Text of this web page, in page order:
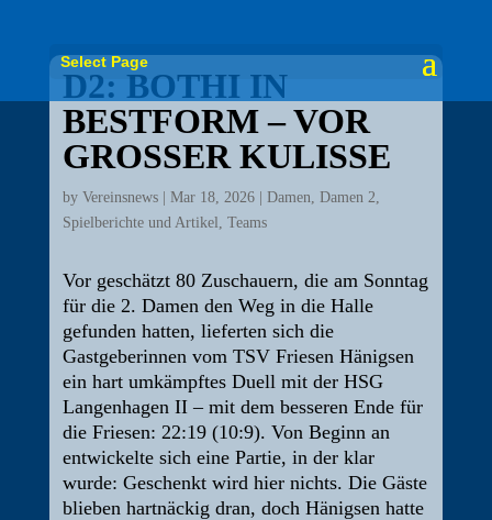
Select Page
D2: BOTHI IN
BESTFORM – VOR
GROSSER KULISSE
by Vereinsnews| Mar 18, 2026| Damen, Damen 2,
Spielberichte und Artikel, Teams
Vor geschätzt 80 Zuschauern, die am Sonntag
für die 2. Damen den Weg in die Halle
gefunden hatten, lieferten sich die
Gastgeberinnen vom TSV Friesen Hänigsen
ein hart umkämpftes Duell mit der HSG
Langenhagen II – mit dem besseren Ende für
die Friesen: 22:19 (10:9). Von Beginn an
entwickelte sich eine Partie, in der klar
wurde: Geschenkt wird hier nichts. Die Gäste
blieben hartnäckig dran, doch Hänigsen hatte